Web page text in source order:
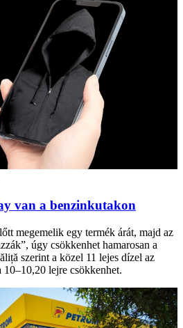
van a benzinkutakon
megemelik egy termék árát, majd az
úgy csökkenhet hamarosan a
szerint a közel 11 lejes dízel az
10–10,20 lejre csökkenhet.